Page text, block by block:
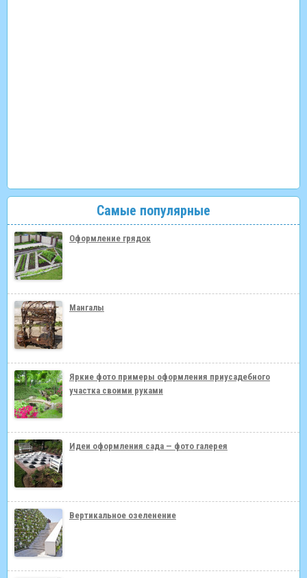
Самые популярные
Оформление грядок
Мангалы
Яркие фото примеры оформления приусадебного
участка своими руками
Идеи оформления сада — фото галерея
Вертикальное озеленение